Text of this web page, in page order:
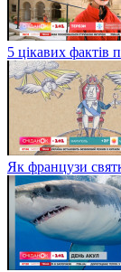
5 цікавих фактів
Як французи